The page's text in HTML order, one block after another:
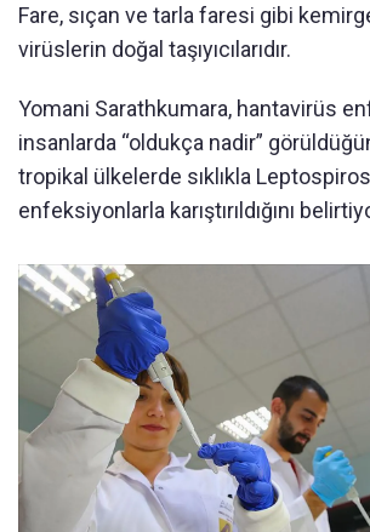
Fare, sıçan ve tarla faresi gibi
virüslerin doğal taşıyıcılarıdır.
Yomani Sarathkumara, hantavirüs
insanlarda “oldukça nadir”
tropikal ülkelerde sıklıkla
enfeksiyonlarla karıştırıldığını